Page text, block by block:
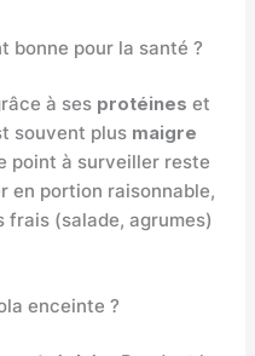
bonne pour la santé ?
à ses protéines et
souvent plus maigre
point à surveiller reste
en portion raisonnable,
frais (salade, agrumes)
enceinte ?